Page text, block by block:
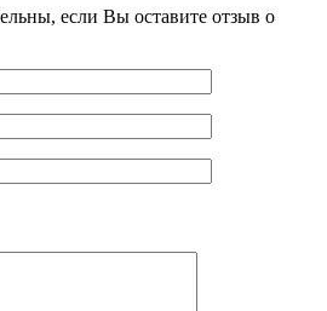
если Вы оставите отзыв о